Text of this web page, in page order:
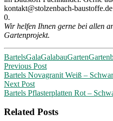
kontakt@stolzenbach-
0.
Wir helfen Ihnen gerne bei allen
Gartenprojekt.
BartelsGalaGalabauGarten
Post
navigation
Previous Post
Bartels Novagranit Weiß –
Next Post
Bartels Pflasterplatten Rot –
Related Posts